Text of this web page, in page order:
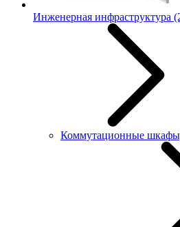
Инженерная инфраструктура
Коммутационные